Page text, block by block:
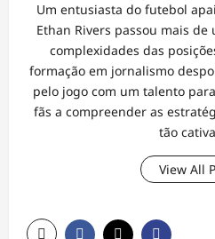
Um entusiasta do futebol
Ethan Rivers passou mais
complexidades das
formação em jornalismo
pelo jogo com um talento
fãs a compreender as
tão
View All